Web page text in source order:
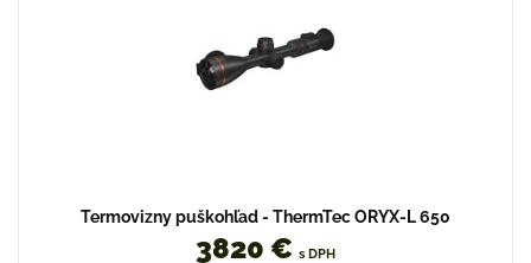
Termovizny puškohľad - ThermTec ORYX-L 650
3820 € s DPH